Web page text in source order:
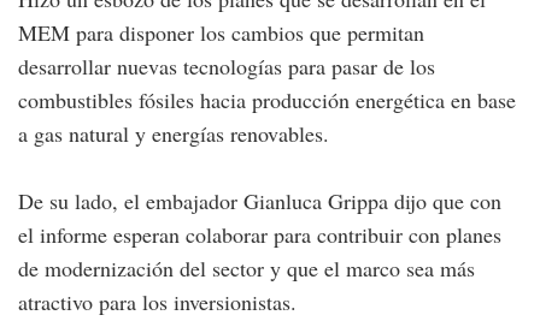
MEM para disponer los cambios que permitan
desarrollar nuevas tecnologías para pasar de los
combustibles fósiles hacia producción energética en base
a gas natural y energías renovables.
De su lado, el embajador Gianluca Grippa dijo que con
el informe esperan colaborar para contribuir con planes
de modernización del sector y que el marco sea más
atractivo para los inversionistas.